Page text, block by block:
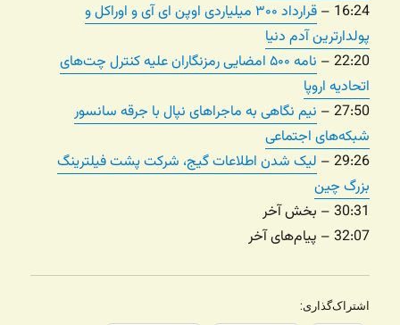
16:24 –
قرارداد ۳۰۰ میلیاردی اوپن ای آی و اوراکل و
پولدارترین آدم دنیا
22:20 –
نامه ۵۰۰ امضایی رمزنگاران علیه کنترل چت‌های
اتحادیه اروپا
27:50 –
نیم نگاهی به ماجراهای نپال با جرقه سانسور
شبکه‌های اجتماعی
29:26 –
لیک شدن اطلاعات گیج، شرکت پشت فیلترینگ
بزرگ چین
30:31 – بخش آخر
32:07 – پیام‌های آخر
اشتراک‌گذاری: